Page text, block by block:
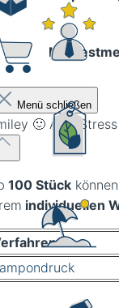
Menü schließen
🙂 Anti-
100 Stück
individuellen